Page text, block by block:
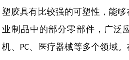
塑胶具有比较强的可塑性，能
业制品中的部分零部件，广泛
机、 PC、医疗器械等多个领域